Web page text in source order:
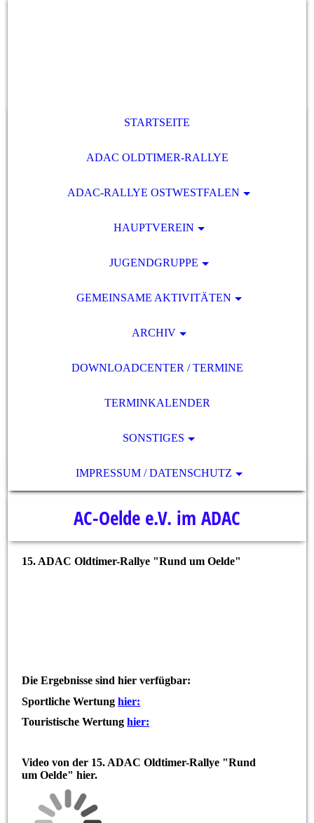
STARTSEITE
ADAC OLDTIMER-RALLYE
ADAC-RALLYE OSTWESTFALEN
HAUPTVEREIN
JUGENDGRUPPE
GEMEINSAME AKTIVITÄTEN
ARCHIV
DOWNLOADCENTER / TERMINE
TERMINKALENDER
SONSTIGES
IMPRESSUM / DATENSCHUTZ
AC-Oelde e.V. im ADAC
15. ADAC Oldtimer-Rallye "Rund um Oelde"
Die Ergebnisse sind hier verfügbar:
Sportliche Wertunghier:
Touristische Wertunghier:
Video von der 15. ADAC Oldtimer-Rallye "Rund
um Oelde" hier.